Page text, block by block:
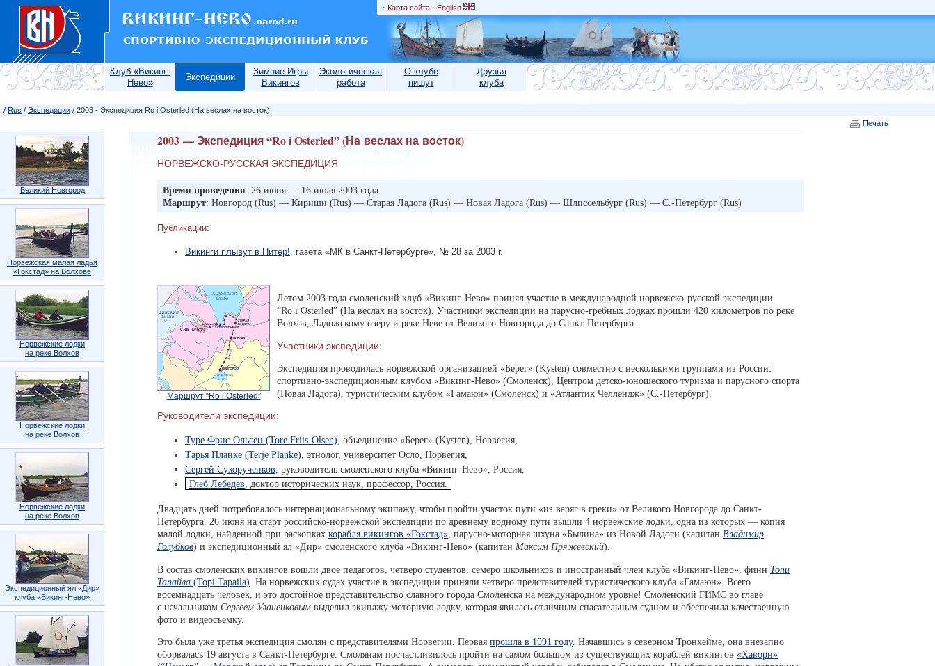
· Карта сайта · English
Клуб «Викинг-
Нево»
Экспедиции
Зимние Игры
Викингов
Экологическая
работа
О клубе
пишут
Друзья
клуба
/ Rus / Экспедиции / 2003 - Экспедиция Ro i Osterled (На веслах на восток)
Печать
2003 — Экспедиция “Ro i Osterled” (На веслах на восток)
НОРВЕЖСКО-РУССКАЯ ЭКСПЕДИЦИЯ
Время проведения: 26 июня — 16 июля 2003 года
Маршрут: Новгород (Rus) — Кириши (Rus) — Старая Ладога (Rus) — Новая Ладога (Rus) — Шлиссельбург (Rus) — С.-Петербург (Rus)
Публикации:
Викинги плывут в Питер! , газета «МК в Санкт-Петербурге», № 28 за 2003 г.
Маршрут “Ro i Osterled”
Летом 2003 года смоленский клуб «Викинг-Нево» принял участие в международной норвежско-русской экспедиции
“Ro i Оsterled” (На веслах на восток). Участники экспедиции на парусно-гребных лодках прошли 420 километров по реке
Волхов, Ладожскому озеру и реке Неве от Великого Новгорода до Санкт-Петербурга.
Участники экспедиции:
Экспедиция проводилась норвежской организацией «Берег» (Kysten) совместно с несколькими группами из России:
спортивно-экспедиционным клубом «Викинг-Нево» (Смоленск), Центром детско-юношеского туризма и парусного спорта
(Новая Ладога), туристическим клубом «Гамаюн» (Смоленск) и «Атлантик Челлендж» (С.-Петербург).
Руководители экспедиции:
Туре Фрис-Ольсен (Tore Friis-Olsen), объединение «Берег» (Kysten), Норвегия,
Тарья Планке (Terje Planke), этнолог, университет Осло, Норвегия,
Сергей Сухорученков, руководитель смоленского клуба «Викинг-Нево», Россия,
Глеб Лебедев, доктор исторических наук, профессор, Россия.
Двадцать дней потребовалось интернациональному экипажу, чтобы пройти участок пути «из варяг в греки» от Великого Новгорода до Санкт-
Петербурга. 26 июня на старт российско-норвежской экспедиции по древнему водному пути вышли 4 норвежские лодки, одна из которых — копия
малой лодки, найденной при раскопках корабля викингов «Гокстад», парусно-моторная шхуна «Былина» из Новой Ладоги (капитан Владимир
Голубков) и экспедиционный ял «Дир» смоленского клуба «Викинг-Нево» (капитан Максим Пряжевский).
В состав смоленских викингов вошли двое педагогов, четверо студентов, семеро школьников и иностранный член клуба «Викинг-Нево», финн Топи
Тапайла (Topi Tapaila) . На норвежских судах участие в экспедиции приняли четверо представителей туристического клуба «Гамаюн». Всего
восемнадцать человек, и это достойное представительство славного города Смоленска на международном уровне! Смоленский ГИМС во главе
с начальником Сергеем Уланенковым выделил экипажу моторную лодку, которая явилась отличным спасательным судном и обеспечила качественную
фото и видеосъемку.
Это была уже третья экспедиция смолян с представителями Норвегии. Первая прошла в 1991 году. Начавшись в северном Тронхейме, она внезапно
оборвалась 19 августа в Санкт-Петербурге. Смолянам посчастливилось пройти на самом большом из существующих кораблей викингов «Хаворн»
Великий Новгород
Норвежская малая ладья
«Гокстад» на Волхове
Норвежские лодки
на реке Волхов
Норвежские лодки
на реке Волхов
Норвежские лодки
на реке Волхов
Экспедиционный ял «Дир»
клуба «Викинг-Нево»